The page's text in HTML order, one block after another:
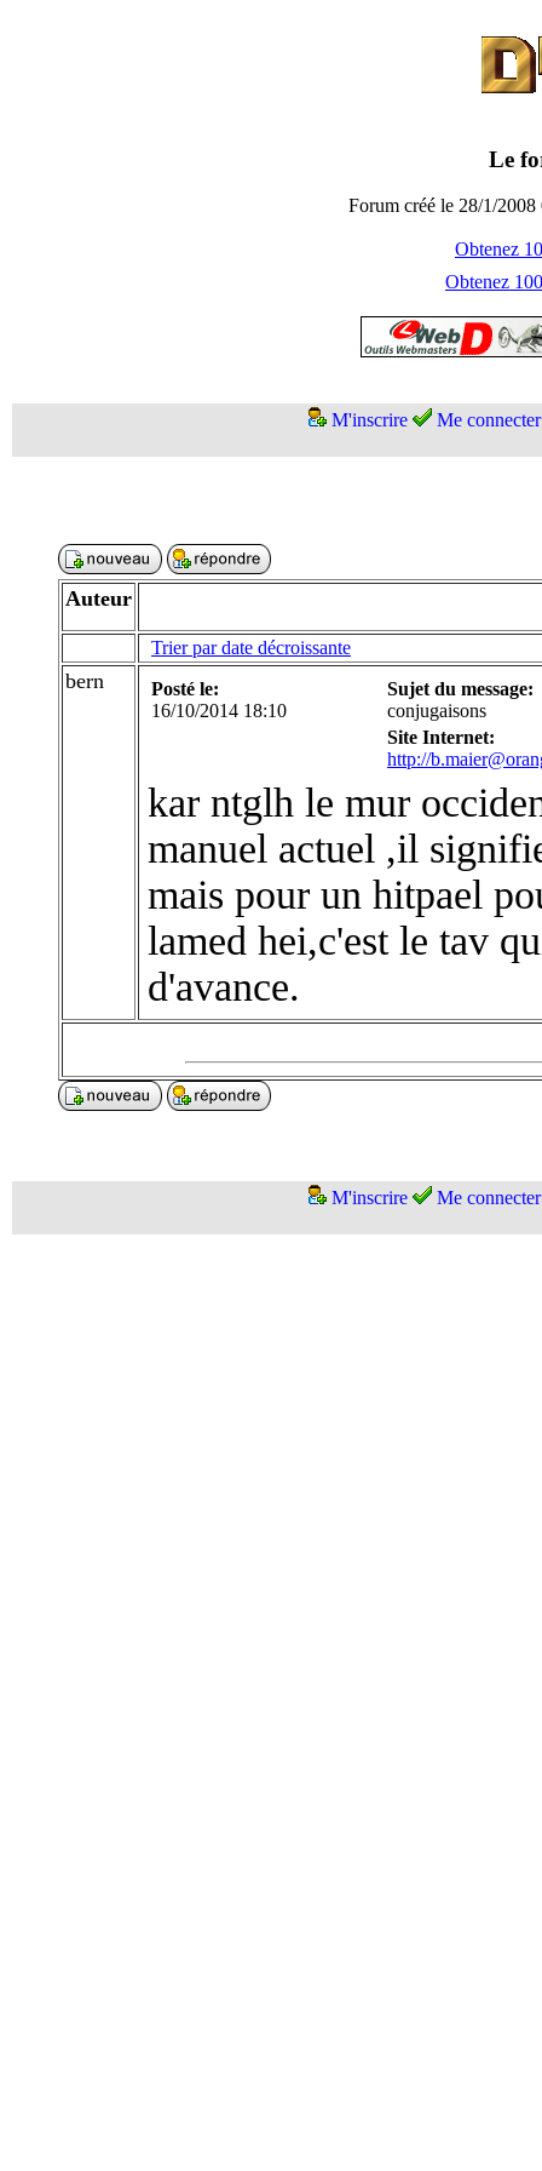
Le
Forum créé le 28/1/
Obtenez
Obtenez
M'inscrire Me connecter
Auteur
Trier par date décroissante
bern
Posté le:
16/10/2014 18:10
Sujet du message:
conjugaisons
Site Internet:
http://
kar ntglh le mur
manuel actuel ,il
mais pour un hitpael
lamed hei,c'est le tav
d'avance.
M'inscrire Me connecter